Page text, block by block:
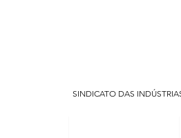
SINDICATO DAS